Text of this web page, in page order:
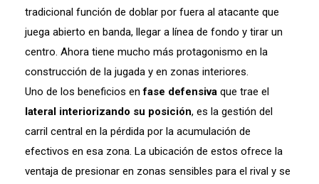
tradicional función de doblar por fuera al atacante que
juega abierto en banda, llegar a línea de fondo y tirar un
centro. Ahora tiene mucho más protagonismo en la
construcción de la jugada y en zonas interiores.
Uno de los beneficios enfase defensiva que trae el
lateral interiorizando su posición, es la gestión del
carril central en la pérdida por la acumulación de
efectivos en esa zona. La ubicación de estos ofrece la
ventaja de presionar en zonas sensibles para el rival y se